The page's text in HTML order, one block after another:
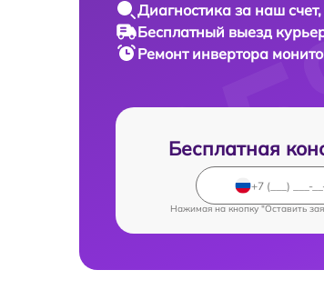
Диагностика за наш счет,
Бесплатный выезд
Ремонт инвертора
Бесплатная
Нажимая на кнопку "Оставить